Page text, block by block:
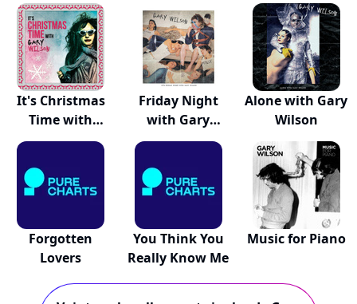
It's Christmas
Time with
Gary...
Friday Night
with Gary
Wilson
Alone with Gary
Wilson
Forgotten
Lovers
You Think You
Really Know Me
Music for Piano